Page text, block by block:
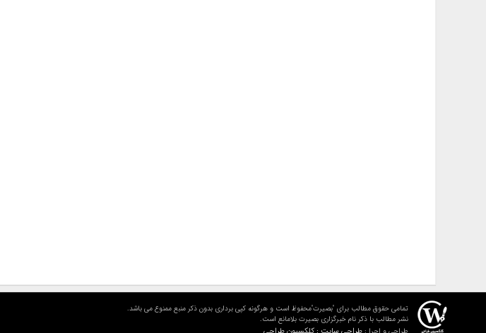
تمامی حقوق مطالب برای "بصیرت"محفوظ است و هرگونه کپی برداری بدون ذکر منبع ممنوع می باشد.
نشر مطالب با ذکر نام خبرگزاری بصیرت بلامانع است.